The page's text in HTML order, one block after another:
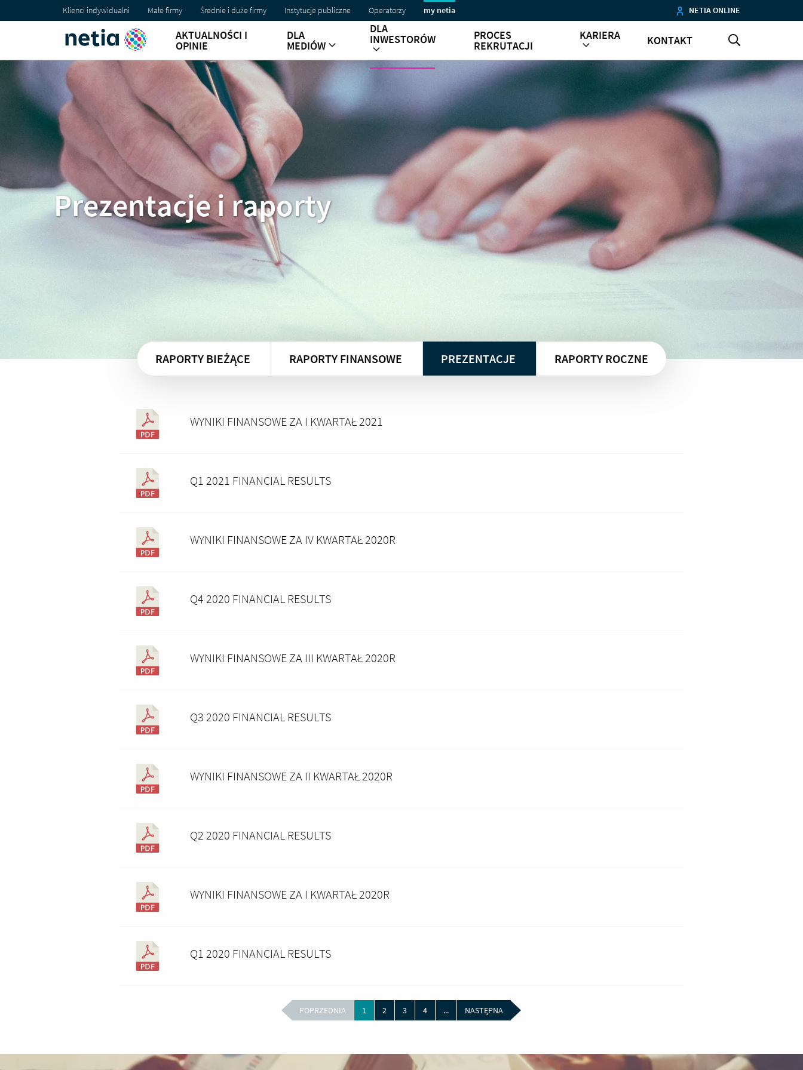
Klienci indywidualni Małe firmy Średnie i duże firmy Instytucje publiczne Operatorzy my netia NETIA ONLINE
AKTUALNOŚCI I
OPINIE
DLA
MEDIÓW
DLA
INWESTORÓW PROCES
REKRUTACJI
KARIERA KONTAKT
Prezentacje i raporty
RAPORTY BIEŻĄCE RAPORTY FINANSOWE PREZENTACJE RAPORTY ROCZNE
WYNIKI FINANSOWE ZA I KWARTAŁ 2021
Q1 2021 FINANCIAL RESULTS
WYNIKI FINANSOWE ZA IV KWARTAŁ 2020R
Q4 2020 FINANCIAL RESULTS
WYNIKI FINANSOWE ZA III KWARTAŁ 2020R
Q3 2020 FINANCIAL RESULTS
WYNIKI FINANSOWE ZA II KWARTAŁ 2020R
Q2 2020 FINANCIAL RESULTS
WYNIKI FINANSOWE ZA I KWARTAŁ 2020R
Q1 2020 FINANCIAL RESULTS
POPRZEDNIA 1 2 3 4 ... NASTĘPNA